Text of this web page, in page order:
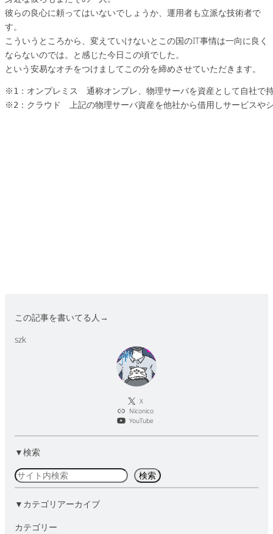
彼らの良心に頼ってはいないでしょうか、運用者も立派な技術者で
す。
こういうところから、変えていけないとこの国のIT事情は一向に良く
ならないのでは。と感じた今日この頃でした。
という安易なオチをつけましてこの分を締めさせていただきます。
※1：オンプレミス　通称オンプレ、物理サーバを資産として自社で
※2：クラウド　上記の物理サーバ資産を他社から借用しサービスや
この記事を書いてる人→
szk
X
Niconico
YouTube
▼検索
検
索
検索
▼カテゴリアーカイブ
カテゴリー